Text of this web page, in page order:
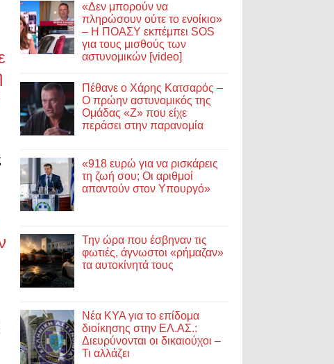
«Δεν μπορούν να
πληρώσουν ούτε το ενοίκιο»
– Η ΠΟΑΣΥ εκπέμπει SOS
για τους μισθούς των
αστυνομικών [video]
Πέθανε ο Χάρης Κατσαρός –
Ο πρώην αστυνομικός της
Ομάδας «Ζ» που είχε
περάσει στην παρανομία
«918 ευρώ για να ρισκάρεις
τη ζωή σου; Οι αριθμοί
απαντούν στον Υπουργό»
Την ώρα που έσβηναν τις
φωτιές, άγνωστοι «ρήμαζαν»
τα αυτοκίνητά τους
Νέα ΚΥΑ για το επίδομα
διοίκησης στην ΕΛ.ΑΣ.:
Διευρύνονται οι δικαιούχοι –
Τι αλλάζει